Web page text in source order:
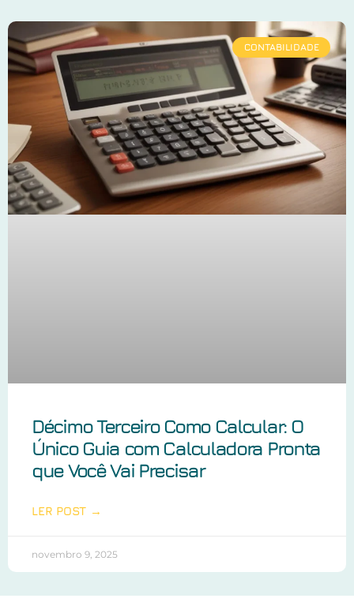
CONTABILIDADE
Décimo Terceiro Como Calcular: O
Único Guia com Calculadora Pronta
que Você Vai Precisar
LER POST →
novembro 9, 2025